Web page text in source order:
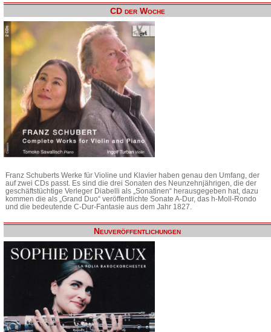
CD der Woche
Franz Schuberts Werke für Violine und Klavier haben genau den Umfang, der
auf zwei CDs passt. Es sind die drei Sonaten des Neunzehnjährigen, die der
geschäftstüchtige Verleger Diabelli als „Sonatinen“ herausgegeben hat, dazu
kommen die als „Grand Duo“ veröffentlichte Sonate A-Dur, das h-Moll-Rondo
und die bedeutende C-Dur-Fantasie aus dem Jahr 1827.
Neuveröffentlichungen